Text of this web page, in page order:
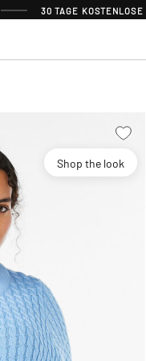
30 TAGE KOSTENLOSE
Shop the look